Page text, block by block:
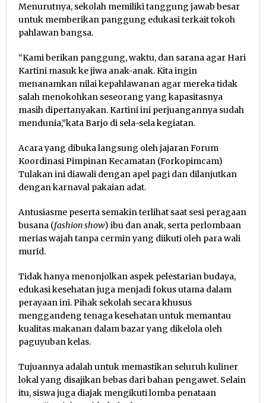
Menurutnya, sekolah memiliki tanggung jawab besar
untuk memberikan panggung edukasi terkait tokoh
pahlawan bangsa.
“Kami berikan panggung, waktu, dan sarana agar Hari
Kartini masuk ke jiwa anak-anak. Kita ingin
menanamkan nilai kepahlawanan agar mereka tidak
salah menokohkan seseorang yang kapasitasnya
masih dipertanyakan. Kartini ini perjuangannya sudah
mendunia,”kata Barjo di sela-sela kegiatan.
Acara yang dibuka langsung oleh jajaran Forum
Koordinasi Pimpinan Kecamatan (Forkopimcam)
Tulakan ini diawali dengan apel pagi dan dilanjutkan
dengan karnaval pakaian adat.
Antusiasme peserta semakin terlihat saat sesi peragaan
busana (fashion show) ibu dan anak, serta perlombaan
merias wajah tanpa cermin yang diikuti oleh para wali
murid.
Tidak hanya menonjolkan aspek pelestarian budaya,
edukasi kesehatan juga menjadi fokus utama dalam
perayaan ini. Pihak sekolah secara khusus
menggandeng tenaga kesehatan untuk memantau
kualitas makanan dalam bazar yang dikelola oleh
paguyuban kelas.
Tujuannya adalah untuk memastikan seluruh kuliner
lokal yang disajikan bebas dari bahan pengawet. Selain
itu, siswa juga diajak mengikuti lomba penataan